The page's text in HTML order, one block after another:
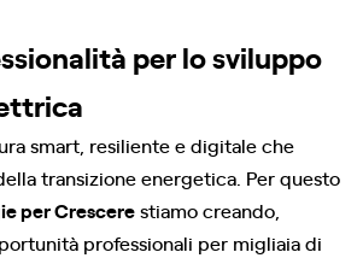
per lo sviluppo
smart, resiliente e digitale che
transizione energetica. Per questo
per Crescerestiamo creando,
professionali per migliaia di